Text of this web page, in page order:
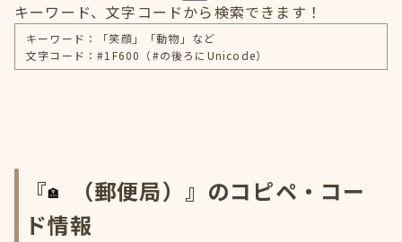
キーワード、文字コードから検索できます！
キーワード：「笑顔」「動物」など
文字コード：#1F600（#の後ろにUnicode）
『
（郵便局）』のコピペ・コー
ド情報